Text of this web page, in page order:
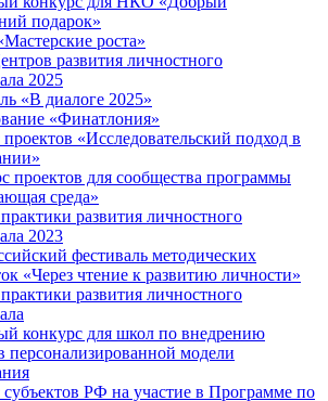
подарок»
роста»
развития личностного
2025
«В диалоге 2025»
«Финатлония»
«Исследовательский подход в
проектов для сообщества программы
среда»
развития личностного
2023
фестиваль методических
«Через чтение к развитию личности»
развития личностного
конкурс для школ по внедрению
персонализированной модели
РФ на участие в Программе по